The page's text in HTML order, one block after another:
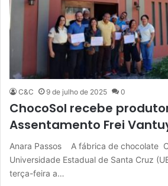
C&C 9 de julho de 2025 0
ChocoSol recebe
Assentamento Frei
Anara Passos A fábrica de chocolate
Universidade Estadual de Santa Cruz
terça-feira a…